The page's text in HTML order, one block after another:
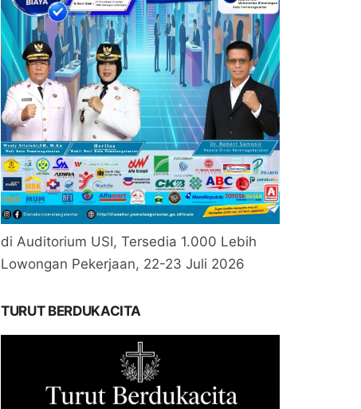
di Auditorium USI, Tersedia 1.000 Lebih
Lowongan Pekerjaan, 22-23 Juli 2026
TURUT BERDUKACITA